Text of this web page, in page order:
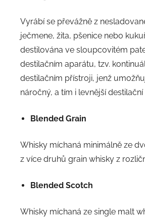
Vyrábí se převážně z
ječmene, žita, pšenice nebo
destilována ve sloupcovitém
destilačním aparátu, tzv.
destilačním přístroji, jenž
náročný, a tím i levnější
Blended Grain
Whisky míchaná minimálně ze
z více druhů grain whisky z
Blended Scotch
Whisky míchaná ze single malt